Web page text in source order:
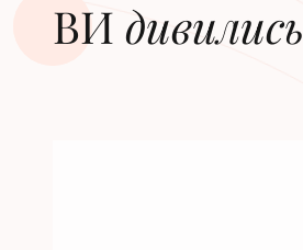
ВИ дивилиcь